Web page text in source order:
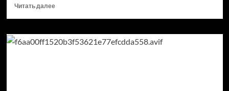
Читать далееПрочитать
Кандидат
в президенты